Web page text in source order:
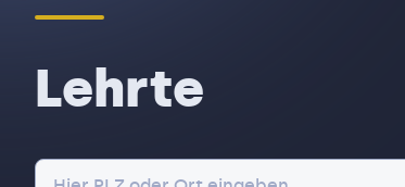
Lehrte